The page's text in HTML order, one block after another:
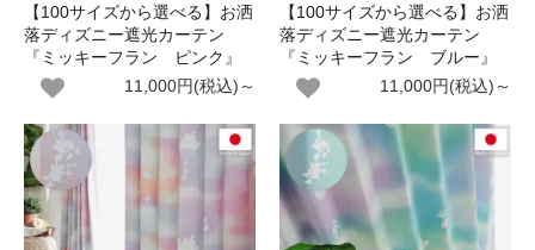
【100サイズから選べる】お洒
落ディズニー遮光カーテン
『ミッキーフラン ピンク』
11,000円(税込)～
【100サイズから選べる】お洒
落ディズニー遮光カーテン
『ミッキーフラン ブルー』
11,000円(税込)～